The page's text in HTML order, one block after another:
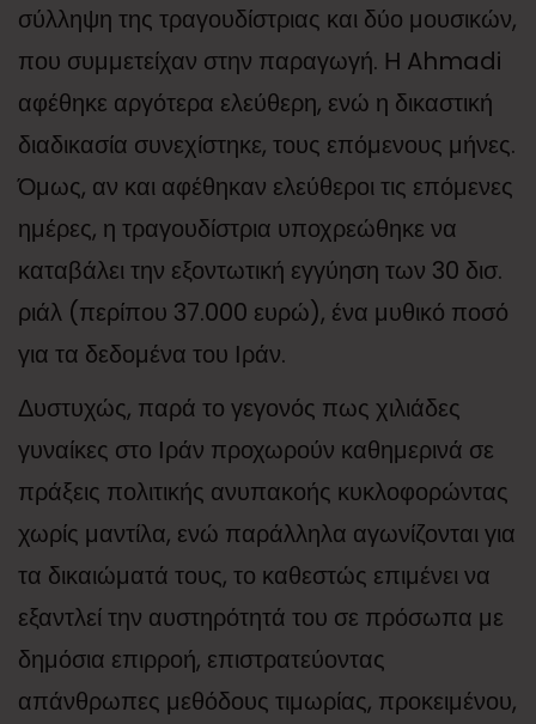
σύλληψη της τραγουδίστριας και δύο μουσικών,
που συμμετείχαν στην παραγωγή. Η Ahmadi
αφέθηκε αργότερα ελεύθερη, ενώ η δικαστική
διαδικασία συνεχίστηκε, τους επόμενους μήνες.
Όμως, αν και αφέθηκαν ελεύθεροι τις επόμενες
ημέρες, η τραγουδίστρια υποχρεώθηκε να
καταβάλει την εξοντωτική εγγύηση των 30 δισ.
ριάλ (περίπου 37.000 ευρώ), ένα μυθικό ποσό
για τα δεδομένα του Ιράν.
Δυστυχώς, παρά το γεγονός πως χιλιάδες
γυναίκες στο Ιράν προχωρούν καθημερινά σε
πράξεις πολιτικής ανυπακοής κυκλοφορώντας
χωρίς μαντίλα, ενώ παράλληλα αγωνίζονται για
τα δικαιώματά τους, το καθεστώς επιμένει να
εξαντλεί την αυστηρότητά του σε πρόσωπα με
δημόσια επιρροή, επιστρατεύοντας
απάνθρωπες μεθόδους τιμωρίας, προκειμένου,